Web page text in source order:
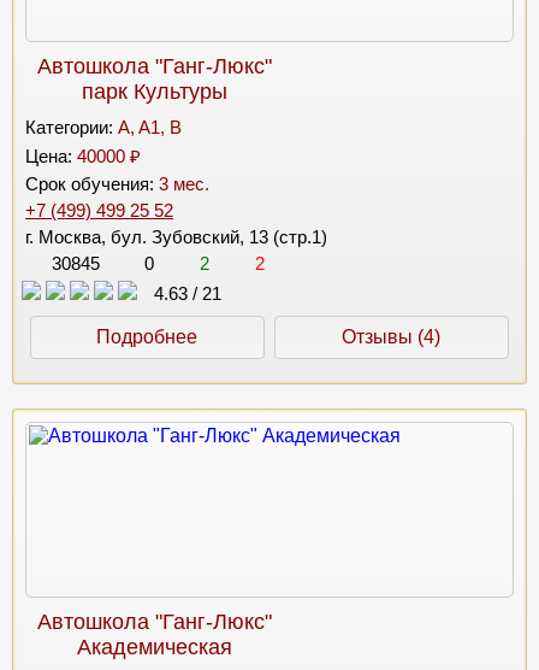
Автошкола "Ганг-Люкс"
парк Культуры
Категории: A, A1, B
Цена: 40000 ₽
Срок обучения: 3 мес.
+7 (499) 499 25 52
г. Москва, бул. Зубовский, 13 (стр.1)
30845
0 2
2
4.63 / 21
Подробнее Отзывы (4)
Автошкола "Ганг-Люкс"
Академическая